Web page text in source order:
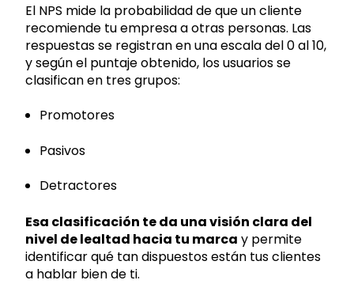
El NPS mide la probabilidad de que un cliente
recomiende tu empresa a otras personas. Las
respuestas se registran en una escala del 0 al 10,
y según el puntaje obtenido, los usuarios se
clasifican en tres grupos:
Promotores
Pasivos
Detractores
Esa clasificación te da una visión clara del
nivel de lealtad hacia tu marca y permite
identificar qué tan dispuestos están tus clientes
a hablar bien de ti.